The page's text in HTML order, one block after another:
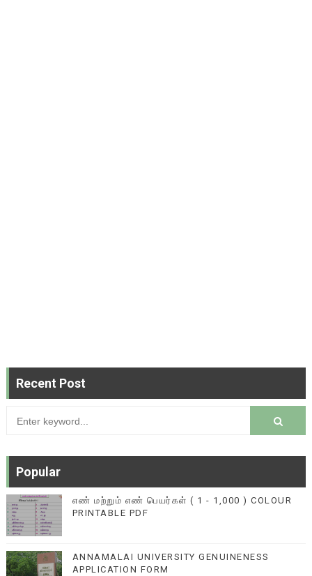
Recent Post
Popular
எண் மற்றும் எண் பெயர்கள் ( 1 - 1,000 ) COLOUR
PRINTABLE PDF
ANNAMALAI UNIVERSITY GENUINENESS
APPLICATION FORM